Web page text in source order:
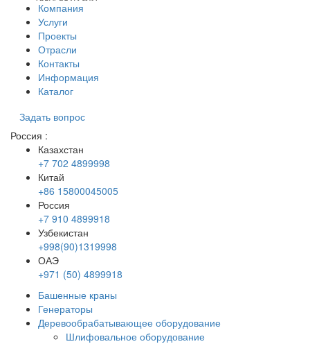
Компания
Услуги
Проекты
Отрасли
Контакты
Информация
Каталог
Задать вопрос
Россия :
Казахстан
+7 702 4899998
Китай
+86 15800045005
Россия
+7 910 4899918
Узбекистан
+998(90)1319998
ОАЭ
+971 (50) 4899918
Башенные краны
Генераторы
Деревообрабатывающее оборудование
Шлифовальное оборудование